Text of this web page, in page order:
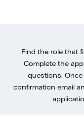
Find the role that
Complete the
questions. Once
confirmation email